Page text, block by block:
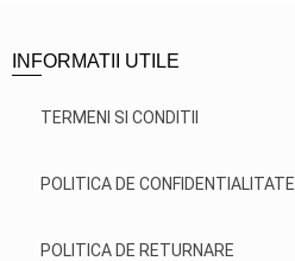
INFORMATII UTILE
TERMENI SI CONDITII
POLITICA DE CONFIDENTIALITATE
POLITICA DE RETURNARE